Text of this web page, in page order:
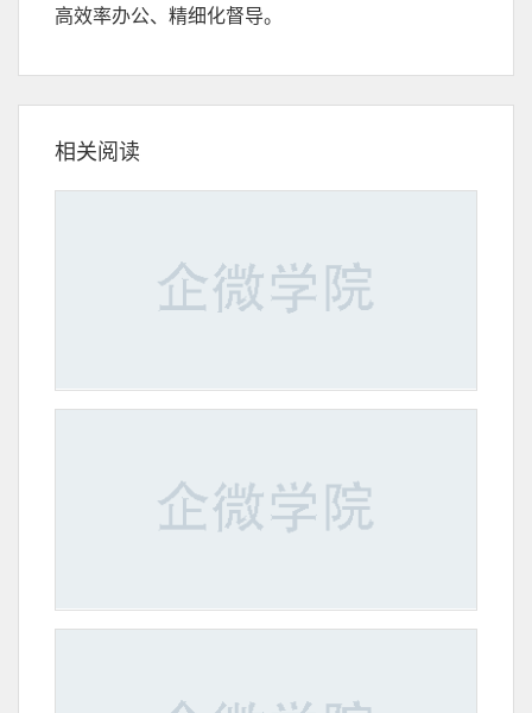
高效率办公、精细化督导。
相关阅读